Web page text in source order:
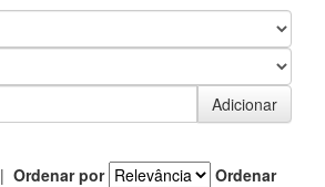
| Ordenar por
Ordenar